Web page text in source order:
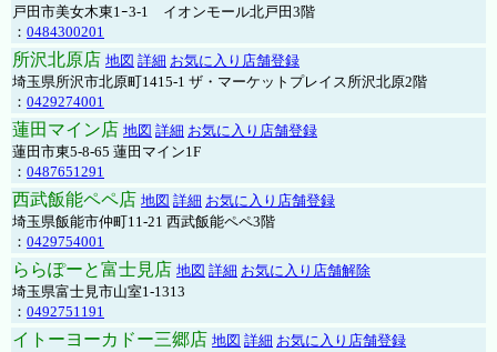
戸田市美女木東1ｰ3‐1 イオンモール北戸田3階
： 0484300201
所沢北原店 地図 詳細 お気に入り店舗登録
埼玉県所沢市北原町1415-1 ザ・マーケットプレイス所沢北原2階
： 0429274001
蓮田マイン店 地図 詳細 お気に入り店舗登録
蓮田市東5-8-65 蓮田マイン1F
： 0487651291
西武飯能ペペ店 地図 詳細 お気に入り店舗登録
埼玉県飯能市仲町11-21 西武飯能ペペ3階
： 0429754001
ららぽーと富士見店 地図 詳細 お気に入り店舗解除
埼玉県富士見市山室1-1313
： 0492751191
イトーヨーカドー三郷店 地図 詳細 お気に入り店舗登録